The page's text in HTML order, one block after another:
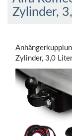
Zylinder,
Zylinder, 3,0